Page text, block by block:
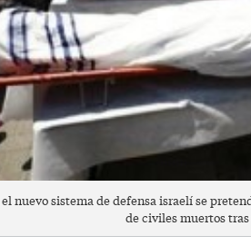
nuevo sistema de defensa israelí se
de civiles muertos